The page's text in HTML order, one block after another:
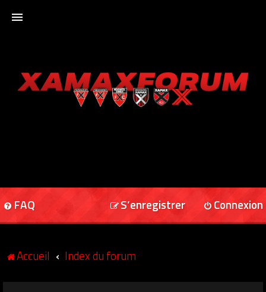
XAMAXFORUM
FAQ Connexion
S’enregistrer
Accueil Index du forum